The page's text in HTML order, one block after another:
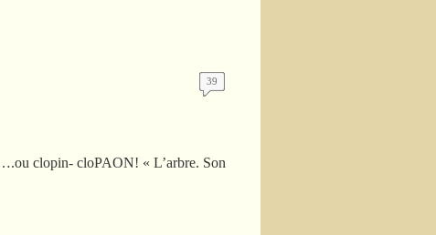
39
clopin- cloPAON! « L’arbre. Son